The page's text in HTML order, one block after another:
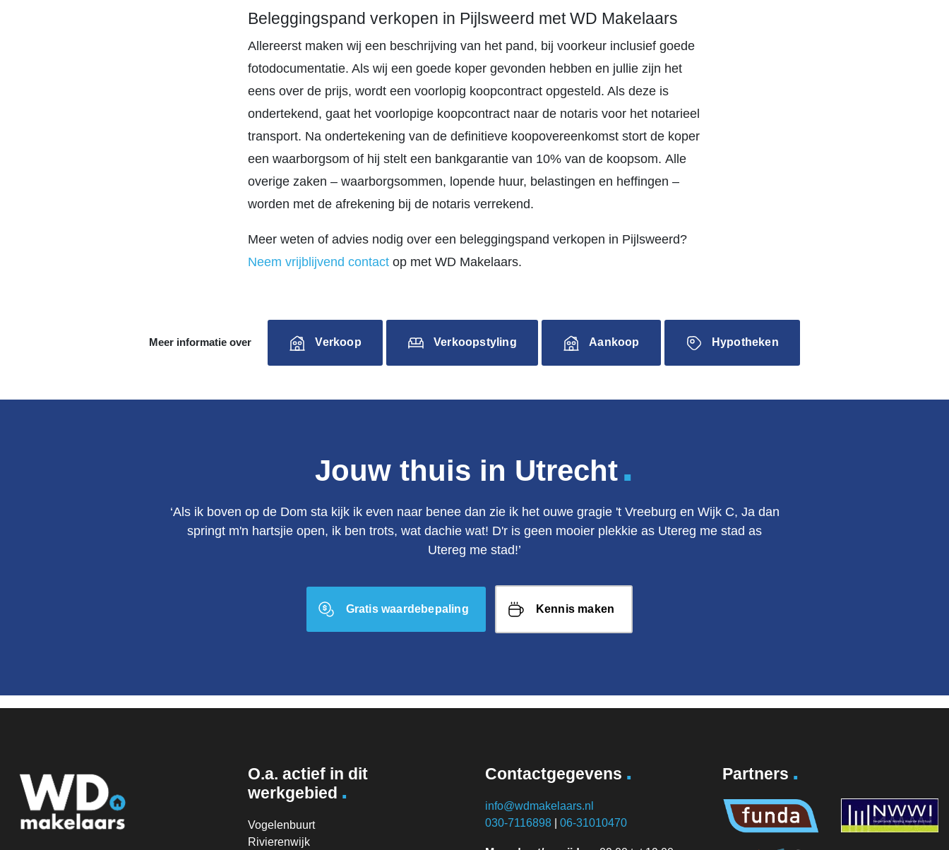
Beleggingspand verkopen in Pijlsweerd met WD Makelaars
Allereerst maken wij een beschrijving van het pand, bij voorkeur inclusief goede
fotodocumentatie. Als wij een goede koper gevonden hebben en jullie zijn het
eens over de prijs, wordt een voorlopig koopcontract opgesteld. Als deze is
ondertekend, gaat het voorlopige koopcontract naar de notaris voor het notarieel
transport. Na ondertekening van de definitieve koopovereenkomst stort de koper
een waarborgsom of hij stelt een bankgarantie van 10% van de koopsom. Alle
overige zaken – waarborgsommen, lopende huur, belastingen en heffingen –
worden met de afrekening bij de notaris verrekend.
Meer weten of advies nodig over een beleggingspand verkopen in Pijlsweerd?
Neem vrijblijvend contact op met WD Makelaars.
Meer informatie over Verkoop Verkoopstyling Aankoop Hypotheken
Jouw thuis in Utrecht.
‘Als ik boven op de Dom sta kijk ik even naar benee dan zie ik het ouwe gragie 't Vreeburg en Wijk C, Ja dan
springt m'n hartsjie open, ik ben trots, wat dachie wat! D'r is geen mooier plekkie as Utereg me stad as
Utereg me stad!’
Gratis waardebepaling Kennis maken
O.a. actief in dit
werkgebied .
Vogelenbuurt
Rivierenwijk
Contactgegevens .
info@wdmakelaars.nl
030-7116898
06-31010470
Partners .